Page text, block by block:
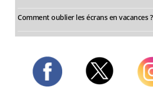
Comment oublier les écrans en vacances ?